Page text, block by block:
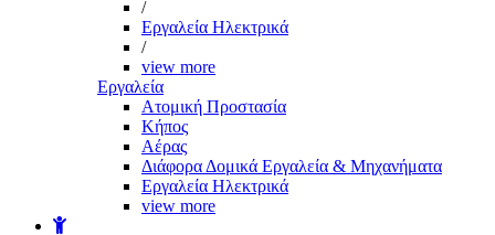
/
Εργαλεία Ηλεκτρικά
/
view more
Εργαλεία
Aτομική Προστασία
Kήπος
Αέρας
Διάφορα Δομικά Εργαλεία & Μηχανήματα
Εργαλεία Ηλεκτρικά
view more